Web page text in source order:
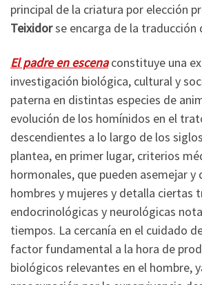
principal de la criatura por elección
Teixidorse encarga de la traducción
El padre en escenaconstituye una
investigación biológica, cultural y
paterna en distintas especies de
evolución de los homínidos en el
descendientes a lo largo de los
plantea, en primer lugar, criterios
hormonales, que pueden asemejar y
hombres y mujeres y detalla ciertas
endocrinológicas y neurológicas
tiempos. La cercanía en el cuidado
factor fundamental a la hora de
biológicos relevantes en el hombre,